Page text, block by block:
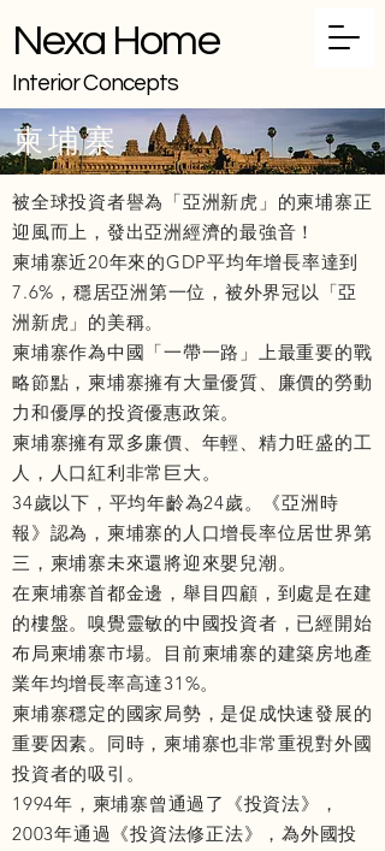
Nexa Home
Interior Concepts
柬埔寨
被全球投資者譽為「亞洲新虎」的柬埔寨正
迎風而上，發出亞洲經濟的最強音！
柬埔寨近20年來的GDP平均年增長率達到
7.6%，穩居亞洲第一位，被外界冠以「亞
洲新虎」的美稱。
柬埔寨作為中國「一帶一路」上最重要的戰
略節點，柬埔寨擁有大量優質、廉價的勞動
力和優厚的投資優惠政策。
柬埔寨擁有眾多廉價、年輕、精力旺盛的工
人，人口紅利非常巨大。
34歲以下，平均年齡為24歲。《亞洲時
報》認為，柬埔寨的人口增長率位居世界第
三，柬埔寨未來還將迎來嬰兒潮。
在柬埔寨首都金邊，舉目四顧，到處是在建
的樓盤。嗅覺靈敏的中國投資者，已經開始
布局柬埔寨市場。目前柬埔寨的建築房地產
業年均增長率高達31%。
柬埔寨穩定的國家局勢，是促成快速發展的
重要因素。同時，柬埔寨也非常重視對外國
投資者的吸引。
1994年，柬埔寨曾通過了《投資法》，
2003年通過《投資法修正法》，為外國投